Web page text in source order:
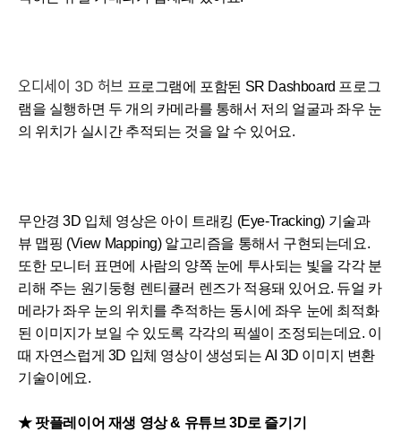
오디세이 3D 허브 프로그램에 포함된 SR Dashboard 프로그
램을 실행하면 두 개의 카메라를 통해서 저의 얼굴과 좌우 눈
의 위치가 실시간 추적되는 것을 알 수 있어요.
무안경 3D 입체 영상은 아이 트래킹 (Eye-Tracking) 기술과
뷰 맵핑 (View Mapping) 알고리즘을 통해서 구현되는데요.
또한 모니터 표면에 사람의 양쪽 눈에 투사되는 빛을 각각 분
리해 주는 원기둥형 렌티큘러 렌즈가 적용돼 있어요. 듀얼 카
메라가 좌우 눈의 위치를 추적하는 동시에 좌우 눈에 최적화
된 이미지가 보일 수 있도록 각각의 픽셀이 조정되는데요. 이
때 자연스럽게 3D 입체 영상이 생성되는 AI 3D 이미지 변환
기술이에요.
★팟플레이어 재생 영상 & 유튜브 3D로 즐기기
세부정보 열기/접기